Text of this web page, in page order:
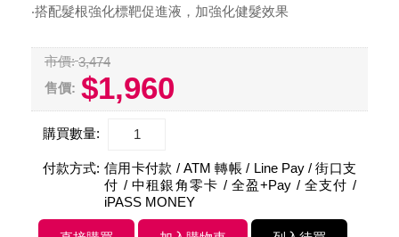
‧搭配髮根強化標靶促進液，加強化健髮效果
市價: 3,474
售價: $1,960
購買數量:
付款方式: 信用卡付款 / ATM 轉帳 / Line Pay / 街口支
付 / 中租銀角零卡 / 全盈+Pay / 全支付 /
iPASS MONEY